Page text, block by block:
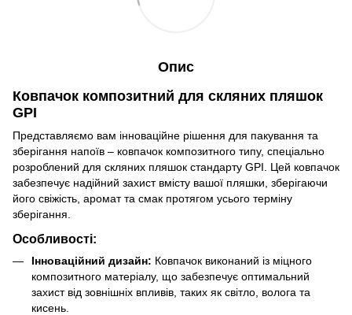
Опис
Ковпачок композитний для скляних пляшок
GPI
Представляємо вам інноваційне рішення для пакування та
зберігання напоїв – ковпачок композитного типу, спеціально
розроблений для скляних пляшок стандарту GPI. Цей ковпачок
забезпечує надійний захист вмісту вашої пляшки, зберігаючи
його свіжість, аромат та смак протягом усього терміну
зберігання.
Особливості:
Інноваційний дизайн: Ковпачок виконаний із міцного
композитного матеріалу, що забезпечує оптимальний
захист від зовнішніх впливів, таких як світло, волога та
кисень.